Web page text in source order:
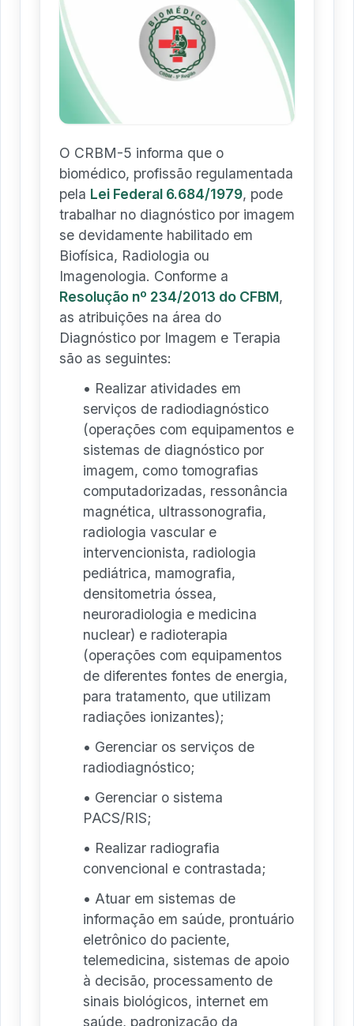
O CRBM-5 informa que o
biomédico, profissão regulamentada
pela Lei Federal 6.684/1979, pode
trabalhar no diagnóstico por imagem
se devidamente habilitado em
Biofísica, Radiologia ou
Imagenologia. Conforme a
Resolução nº 234/2013 do CFBM,
as atribuições na área do
Diagnóstico por Imagem e Terapia
são as seguintes:
• Realizar atividades em
serviços de radiodiagnóstico
(operações com equipamentos e
sistemas de diagnóstico por
imagem, como tomografias
computadorizadas, ressonância
magnética, ultrassonografia,
radiologia vascular e
intervencionista, radiologia
pediátrica, mamografia,
densitometria óssea,
neuroradiologia e medicina
nuclear) e radioterapia
(operações com equipamentos
de diferentes fontes de energia,
para tratamento, que utilizam
radiações ionizantes);
• Gerenciar os serviços de
radiodiagnóstico;
• Gerenciar o sistema
PACS/RIS;
• Realizar radiografia
convencional e contrastada;
• Atuar em sistemas de
informação em saúde, prontuário
eletrônico do paciente,
telemedicina, sistemas de apoio
à decisão, processamento de
sinais biológicos, internet em
saúde, padronização da